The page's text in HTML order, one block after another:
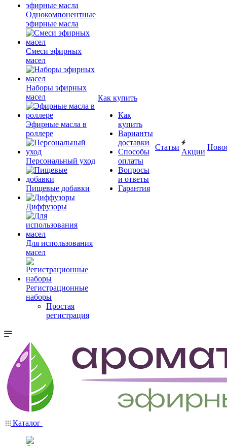
Однокомпонентные
эфирные масла
Смеси эфирных
масел
Наборы эфирных
масел
Эфирные масла в
роллере
Персональный уход
Пищевые добавки
Диффузоры
Для использования
масел
Регистрационные
наборы
Простая
регистрация
Как купить
Как
купить
Варианты
доставки
Способы
оплаты
Вопросы
и ответы
Гарантия
Статьи
Акции
Каталог